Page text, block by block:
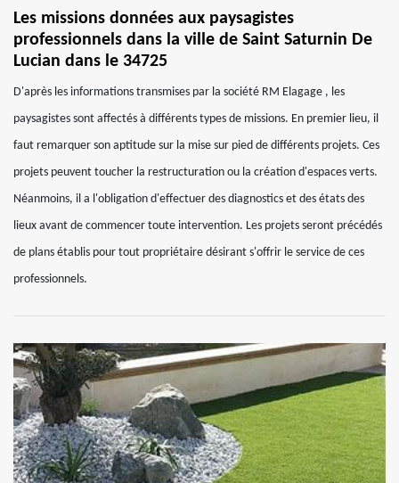
Les missions données aux paysagistes
professionnels dans la ville de Saint Saturnin De
Lucian dans le 34725
D'après les informations transmises par la société RM Elagage , les
paysagistes sont affectés à différents types de missions. En premier lieu, il
faut remarquer son aptitude sur la mise sur pied de différents projets. Ces
projets peuvent toucher la restructuration ou la création d'espaces verts.
Néanmoins, il a l'obligation d'effectuer des diagnostics et des états des
lieux avant de commencer toute intervention. Les projets seront précédés
de plans établis pour tout propriétaire désirant s'offrir le service de ces
professionnels.